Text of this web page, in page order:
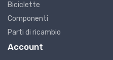
Biciclette
Componenti
Parti di ricambio
Account